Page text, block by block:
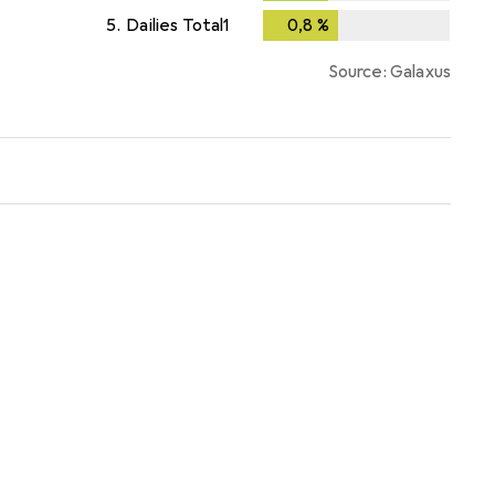
5. Dailies Total1 0,8 %
Source: Galaxus